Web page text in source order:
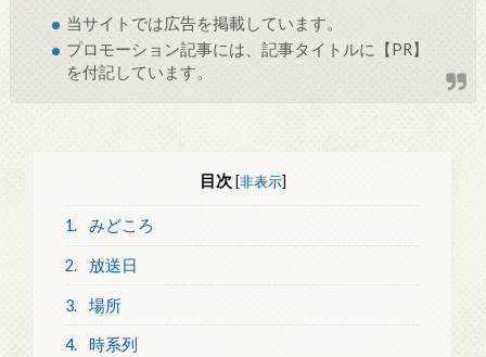
当サイトでは広告を掲載しています。
プロモーション記事には、記事タイトルに【PR】
を付記しています。
目次 [非表示]
1. みどころ
2. 放送日
3. 場所
4. 時系列